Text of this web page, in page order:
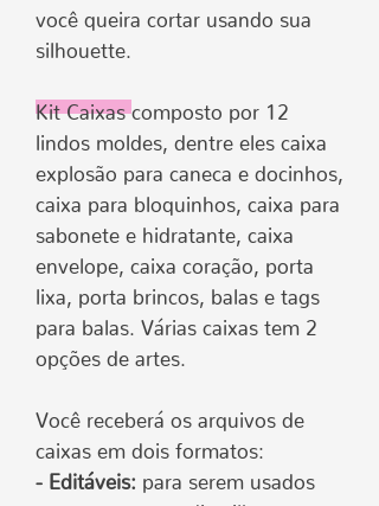
você queira cortar usando sua
silhouette.
Kit Caixas composto por 12
lindos moldes, dentre eles caixa
explosão para caneca e docinhos,
caixa para bloquinhos, caixa para
sabonete e hidratante, caixa
envelope, caixa coração, porta
lixa, porta brincos, balas e tags
para balas. Várias caixas tem 2
opções de artes.
Você receberá os arquivos de
caixas em dois formatos:
- Editáveis: para serem usados